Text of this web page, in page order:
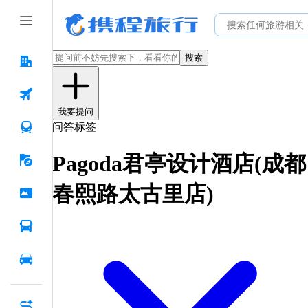
搜索
我要提问
问答标签
Pagoda君亭设计酒店(成都
春熙路太古里店)